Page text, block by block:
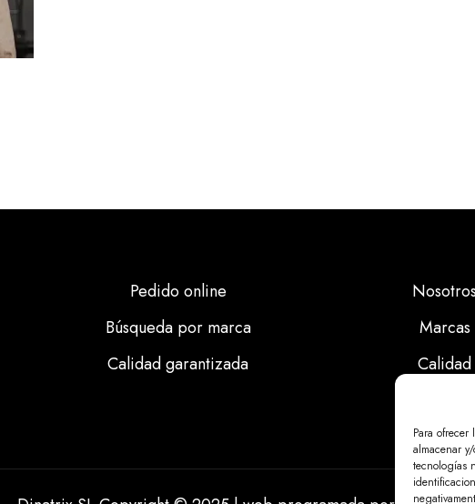
Para
almacenar
tecnologías
Pedido online
Búsqueda por marca
Calidad garantizada
Marcas
Calidad